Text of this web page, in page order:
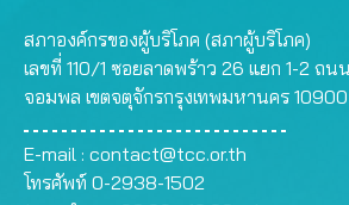
สภาองค์กรของผู้บริโภค (สภาผู้บริโภค)
เลขที่ 110/1 ซอยลาดพร้าว 26 แยก 1-2 ถน
จอมพล เขตจตุจักรกรุงเทพมหานคร 10900
E-mail : contact@tcc.or.th
โทรศัพท์ 0-2938-1502